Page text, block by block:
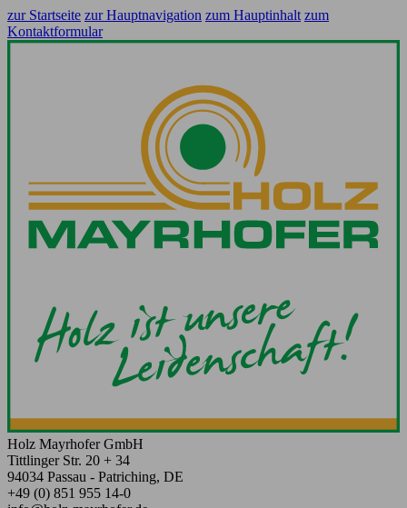
zur Startseite zur Hauptnavigation zum Hauptinhalt zum
Kontaktformular
Holz Mayrhofer GmbH
Tittlinger Str. 20 + 34
94034 Passau - Patriching, DE
+49 (0) 851 955 14-0